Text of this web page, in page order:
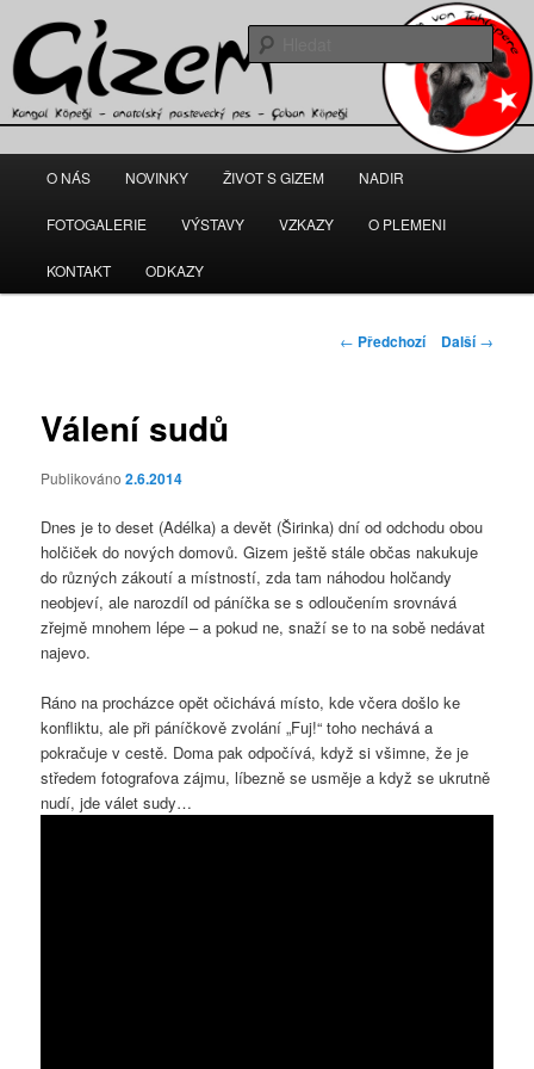
kangal-gizem.cz
navigační
Přejít
k
hlavnímu
O NÁS NOVINKY ŽIVOT S GIZEM NADIR
FOTOGALERIE VÝSTAVY VZKAZY O PLEMENI
KONTAKT ODKAZY
Navigace
← Předchozí Další→
Válení sudů
Publikováno2.6.2014
Dnes je to deset (Adélka) a devět (Širinka) dní od odchodu obou
holčiček do nových domovů. Gizem ještě stále občas nakukuje
do různých zákoutí a místností, zda tam náhodou holčandy
neobjeví, ale narozdíl od páníčka se s odloučením srovnává
zřejmě mnohem lépe – a pokud ne, snaží se to na sobě nedávat
najevo.
Ráno na procházce opět očichává místo, kde včera došlo ke
konfliktu, ale při páníčkově zvolání „Fuj!“ toho nechává a
pokračuje v cestě. Doma pak odpočívá, když si všimne, že je
středem fotografova zájmu, líbezně se usměje a když se ukrutně
nudí, jde válet sudy…